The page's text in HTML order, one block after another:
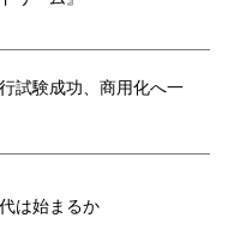
試験成功、商用化へ一
は始まるか